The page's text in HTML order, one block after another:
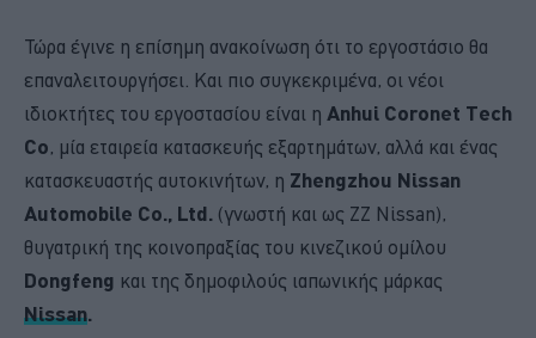
Τώρα έγινε η επίσημη ανακοίνωση ότι το εργοστάσιο θα
επαναλειτουργήσει. Και πιο συγκεκριμένα, οι νέοι
ιδιοκτήτες του εργοστασίου είναι η Anhui Coronet Tech
Co, μία εταιρεία κατασκευής εξαρτημάτων, αλλά και ένας
κατασκευαστής αυτοκινήτων, η Zhengzhou Nissan
Automobile Co., Ltd. (γνωστή και ως ZZ Nissan),
θυγατρική της κοινοπραξίας του κινεζικού ομίλου
Dongfeng και της δημοφιλούς ιαπωνικής μάρκας
Nissan.